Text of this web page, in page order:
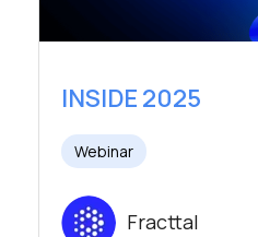
INSIDE 2025
Webinar
Fracttal